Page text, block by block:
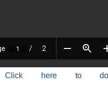
Click here to